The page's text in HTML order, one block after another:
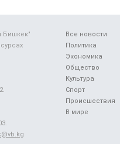
Все новости
Политика
Экономика
Общество
Культура
Спорт
Происшествия
В мире
Бишкек"